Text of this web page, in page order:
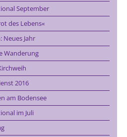
September
des Lebens«
Neues Jahr
Wanderung
2016
am Bodensee
im Juli